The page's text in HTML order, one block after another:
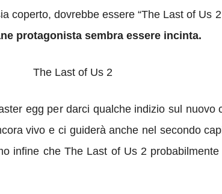
coperto, dovrebbe essere “The Last of Us
protagonista sembra essere incinta.
egg per darci qualche indizio sul nuovo
vivo e ci guiderà anche nel secondo
infine che The Last of Us 2 probabilmente